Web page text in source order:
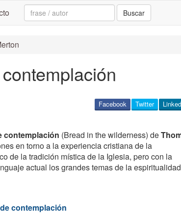
Search: Buscar
Twitter
Facebook
contemplación (Bread in the wilderness) de
en torno a la experiencia cristiana de la
de la tradición mística de la Iglesia, pero con la
actual los grandes temas de la
contemplación